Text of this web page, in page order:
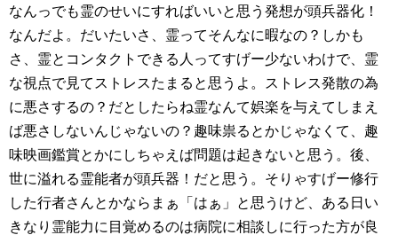
なんっでも霊のせいにすればいいと思う発想が頭兵器化！
なんだよ。だいたいさ、霊ってそんなに暇なの？しかも
さ、霊とコンタクトできる人ってすげー少ないわけで、霊
な視点で見てストレスたまると思うよ。ストレス発散の為
に悪さするの？だとしたらね霊なんて娯楽を与えてしまえ
ば悪さしないんじゃないの？趣味祟るとかじゃなくて、趣
味映画鑑賞とかにしちゃえば問題は起きないと思う。後、
世に溢れる霊能者が頭兵器！だと思う。そりゃすげー修行
した行者さんとかならまぁ「はぁ」と思うけど、ある日い
きなり霊能力に目覚めるのは病院に相談しに行った方が良